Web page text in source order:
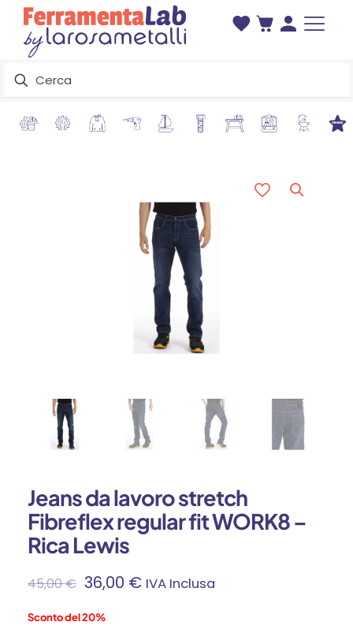
Jeans da lavoro stretch
Fibreflex regular fit WORK8 –
Rica Lewis
45,00€ 36,00 € IVA Inclusa
Sconto del 20%